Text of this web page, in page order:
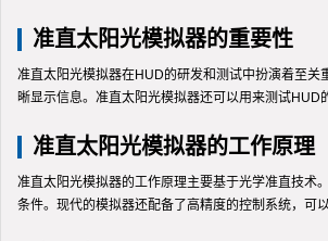
准直太阳光模拟器的重要性
准直太阳光模拟器在HUD的研发和测试中扮演着至
晰显示信息。准直太阳光模拟器还可以用来测试HUD
准直太阳光模拟器的工作原理
准直太阳光模拟器的工作原理主要基于光学准直技术
条件。现代的模拟器还配备了高精度的控制系统，可